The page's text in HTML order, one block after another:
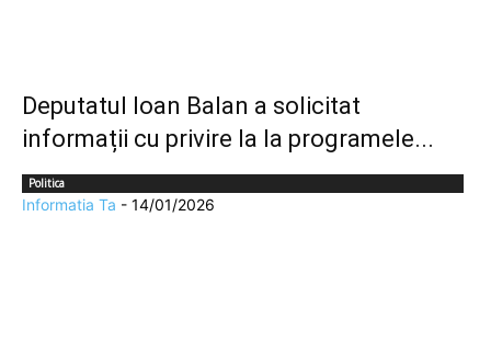
Deputatul Ioan Balan a solicitat
informații cu privire la la programele...
Politica
Informatia Ta - 14/01/2026